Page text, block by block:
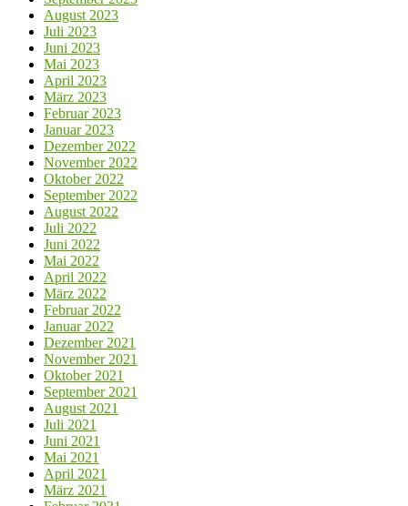
August 2023
Juli 2023
Juni 2023
Mai 2023
April 2023
März 2023
Februar 2023
Januar 2023
Dezember 2022
November 2022
Oktober 2022
September 2022
August 2022
Juli 2022
Juni 2022
Mai 2022
April 2022
März 2022
Februar 2022
Januar 2022
Dezember 2021
November 2021
Oktober 2021
September 2021
August 2021
Juli 2021
Juni 2021
Mai 2021
April 2021
März 2021